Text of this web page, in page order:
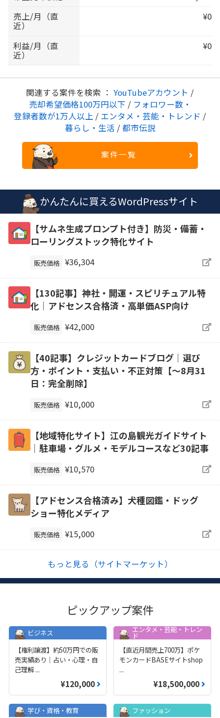
売上/月（直
近）
¥0
利益/月（直
近）
¥0
関連する案件を検索 ： YouTubeアカウント /
売却希望価格100万円以下 / フォロワー数・
登録者数が1万人以上 / エンタメ・芸能・トレンド /
暮らし・生活 / 都市伝説
案件一覧
かんたんに買えるWordPressサイト
【サムネ生成プロンプト付き】防災・備蓄・
ローリングストック特化サイト
販売価格 ¥36,304
【130記事】神社・開運・スピリチュアル特
化｜アドセンス合格済・高単価ASP向け
販売価格 ¥42,000
【40記事】クレジットカードブログ｜選び
方・ポイント・支払い・不正対策【～8月31
日：完全削除】
販売価格 ¥10,000
【地域特化サイト】江の島観光ガイドサイト
｜駐車場・グルメ・モデルコースなど30記事
販売価格 ¥10,570
【アドセンス合格済み】犬種図鑑・ドッグ
ショー特化メディア
販売価格 ¥15,000
もっと見る（サイトマーケット）
ピックアップ案件
ビジネス
【権利譲渡】約50万円での販
売実績あり｜占い・心理・自
己理解...
¥120,000
エンタメ・芸能・トレン
ド
【直近月間売上700万】ポケ
モンカードBASEサイトshop
...
¥18,500,000
学び・資格・教育
ファッション